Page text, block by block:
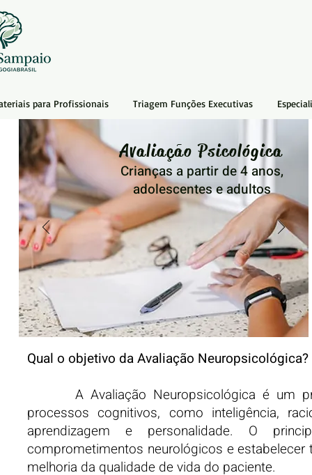
para Profissionais Triagem Funções Executivas
Avaliação Psicológica
Crianças a partir de 4 anos,
adolescentes e adultos
Qual o objetivo da Avaliação Neuropsicológica?
A Avaliação Neuropsicológica é um
processos cognitivos, como inteligência,
aprendizagem e personalidade. O
comprometimentos neurológicos e
melhoria da qualidade de vida do paciente.